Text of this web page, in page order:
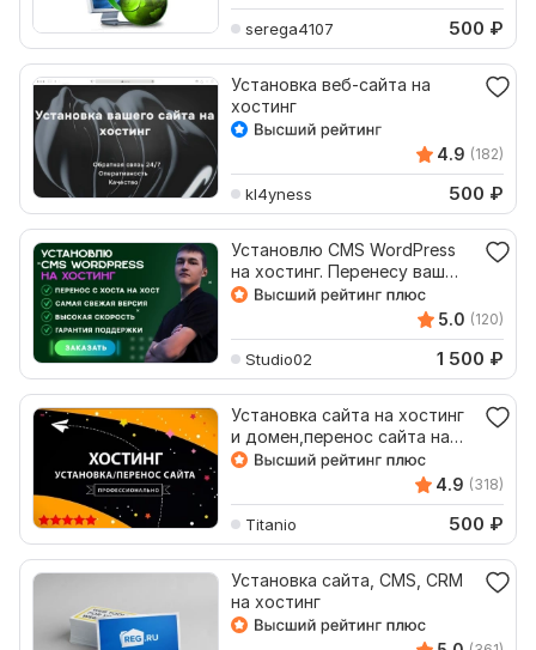
serega4107 500 ₽
Установка веб-сайта на
хостинг
4.9 (182)
kl4yness 500 ₽
Установлю CMS WordPress
на хостинг. Перенесу ваш
сайт с хоста на хост
5.0 (120)
Studio02 1 500 ₽
Установка сайта на хостинг
и домен,перенос сайта на
новый хостинг
4.9 (318)
Titanio 500 ₽
Установка сайта, CMS, CRM
на хостинг